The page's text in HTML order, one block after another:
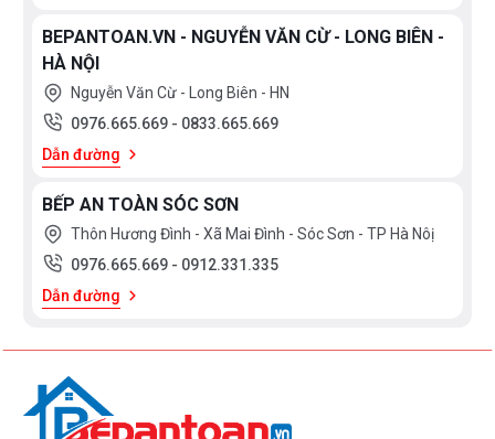
Hygiene 72°C: Rửa tiệt trùng
Soak: Ngâm trước khi rửa
Hot Pot 72°C: Rửa nồi chuyên sâu
Self-Cleaning 72°C: Tự làm sạch máy
CHỨC NĂNG TĂNG CƯỜNG
BEPANTOAN.VN - NGUYỄN VĂN CỪ - LONG BIÊN -
HÀ NỘI
Nguyễn Văn Cừ - Long Biên - HN
0976.665.669 - 0833.665.669
Dẫn đường
BẾP AN TOÀN SÓC SƠN
Thôn Hương Đình - Xã Mai Đình - Sóc Sơn - TP Hà Nôị
0976.665.669 - 0912.331.335
Dẫn đường